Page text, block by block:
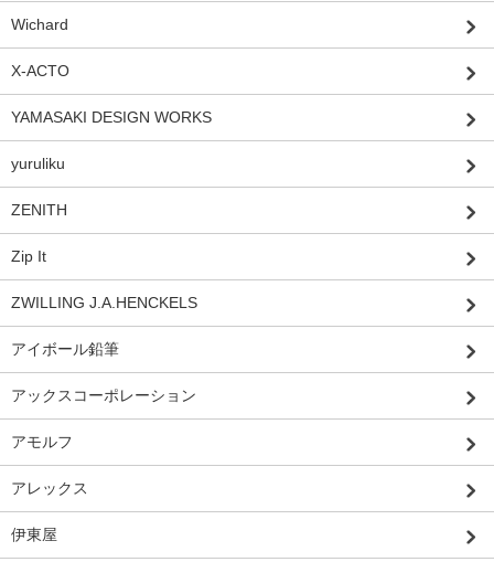
Wichard
X-ACTO
YAMASAKI DESIGN WORKS
yuruliku
ZENITH
Zip It
ZWILLING J.A.HENCKELS
アイボール鉛筆
アックスコーポレーション
アモルフ
アレックス
伊東屋